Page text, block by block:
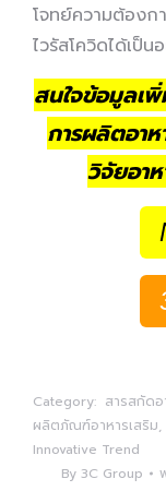
โจทย์ความต้องก
ไวรัสโควิดได้เป็น
สนใจข้อมูลเ
การผลิตอา
วิจัยอา
Category: สารสกัดอ
ผลิตภัณฑ์อาหารเสริม,
Innovative Trend
By 3C Group